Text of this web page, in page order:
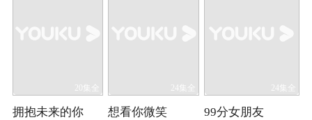
20集全
拥抱未来的你
24集全
想看你微笑
24集全
99分女朋友